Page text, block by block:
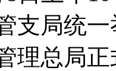
支局统
理总局